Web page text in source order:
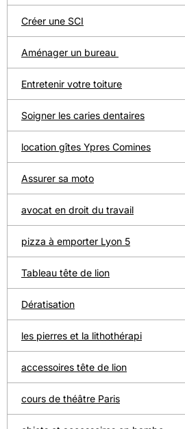
Créer une SCI
Aménager un bureau
Entretenir votre toiture
Soigner les caries dentaires
location gîtes Ypres Comines
Assurer sa moto
avocat en droit du travail
pizza à emporter Lyon 5
Tableau tête de lion
Dératisation
les pierres et la lithothérapi
accessoires tête de lion
cours de théâtre Paris